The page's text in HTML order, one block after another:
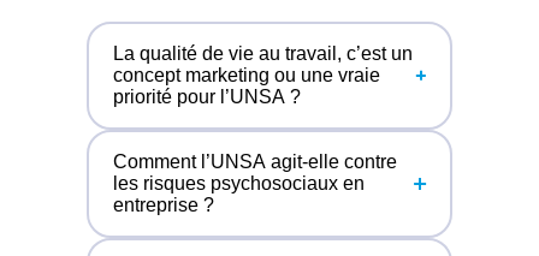
La qualité de vie au travail, c’est un
concept marketing ou une vraie
priorité pour l’UNSA ?
C’est une priorité concrète mais
nous refusons d’en faire un outil de
communication pour habiller des
Comment l’UNSA agit-elle contre
les risques psychosociaux en
entreprise ?